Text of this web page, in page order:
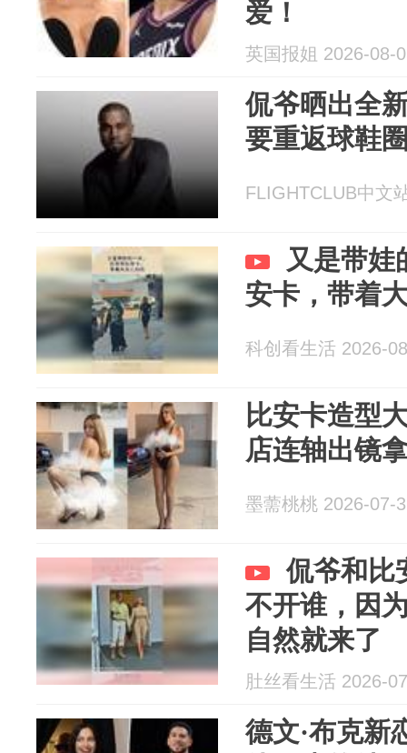
爱！
英国报姐 2026-08-
侃爷晒出全
要重返球鞋
FLIGHTCLUB中文
又是带娃
安卡，带着
科创看生活 2026-
比安卡造型
店连轴出镜
墨薷桃桃 2026-07-
侃爷和比
不开谁，因
自然就来了
肚丝看生活 2026-
德文·布克新